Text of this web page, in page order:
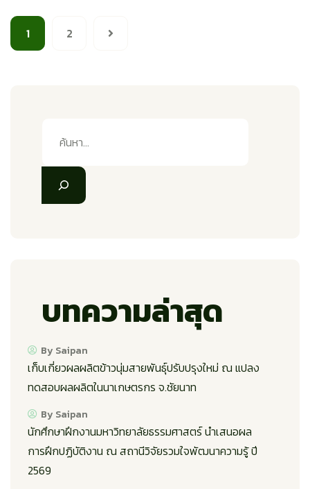
1 2
บทความล่าสุด
เก็บเกี่ยวผลผลิตข้าวนุ่มสายพันธุ์ปรับปรุงใหม่ ณ แปลง
ทดสอบผลผลิตในนาเกษตรกร จ.ชัยนาท
By Saipan
นักศึกษาฝึกงานมหาวิทยาลัยธรรมศาสตร์ นำเสนอผล
การฝึกปฏิบัติงาน ณ สถานีวิจัยรวมใจพัฒนาความรู้ ปี
2569
By Saipan